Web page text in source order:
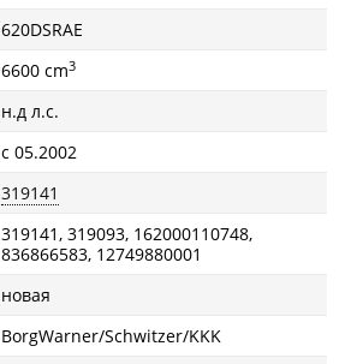
620DSRAE
6600 cm3
н.д л.с.
с 05.2002
319141
319141, 319093, 162000110748,
836866583, 12749880001
новая
BorgWarner/Schwitzer/KKK